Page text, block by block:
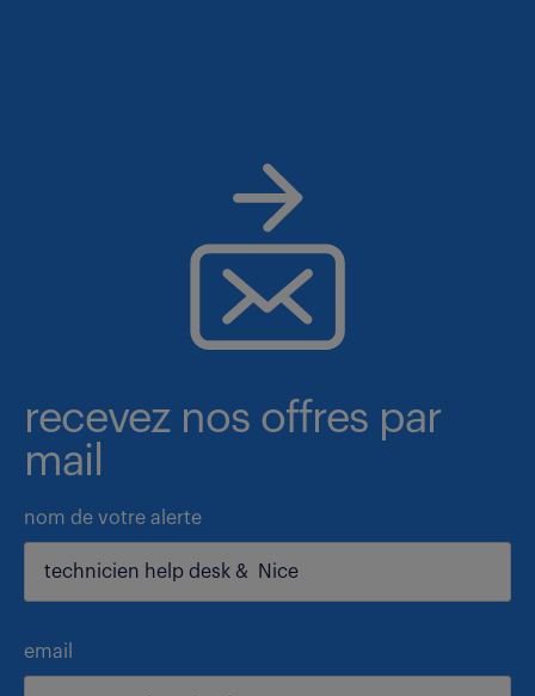
recevez nos offres par
mail
nom de votre alerte
email